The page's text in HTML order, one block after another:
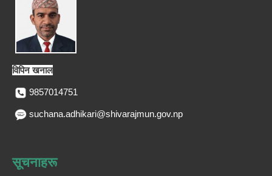
विपिन खनाल
9857014751
suchana.adhikari@shivarajmun.gov.np
सूचनाहरू